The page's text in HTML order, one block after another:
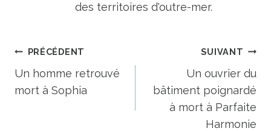
des territoires d'outre-mer.
Navigation
de
l’article
PRÉCÉDENT
Un homme retrouvé
mort à Sophia
SUIVANT
Un ouvrier du
bâtiment poignardé
à mort à Parfaite
Harmonie